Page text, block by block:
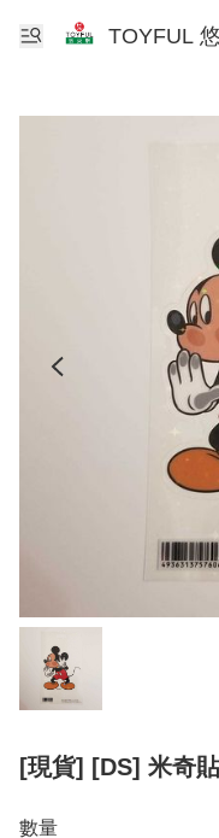
TOYFUL
[現貨] [DS] 米奇
數量